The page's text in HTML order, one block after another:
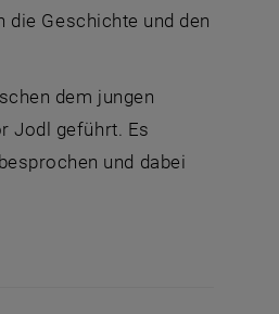
die Geschichte und den
dem jungen
Jodl geführt. Es
und dabei